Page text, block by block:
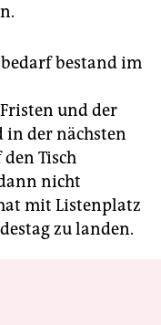
bestand im
und der
in der nächsten
Tisch
nicht
mit Listenplatz
zu landen.